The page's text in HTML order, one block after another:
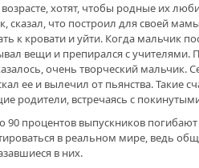
хотят, чтобы родные их
сказал, что построил для своей
к кровати и уйти. Когда мальчик
вещи и препирался с учителями.
очень творческий мальчик.
ее и вылечил от пьянства. Такие
родители, встречаясь с
90 процентов выпускников
в реальном мире, ведь
в них.